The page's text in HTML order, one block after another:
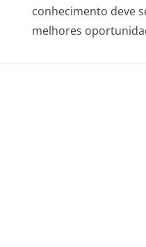
conhecimento deve
melhores